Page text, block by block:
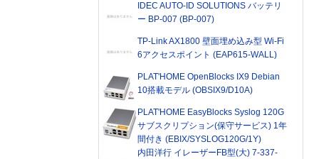
IDEC AUTO-ID SOLUTIONS バッテリ
ー BP-007 (BP-007)
TP-Link AX1800 壁面埋め込み型 Wi-Fi
6アクセスポイント (EAP615-WALL)
PLAT'HOME OpenBlocks IX9 Debian
10搭載モデル (OBSIX9/D10A)
PLAT'HOME EasyBlocks Syslog 120G
サブスクリプション(保守サービス) 1年
間付き (EBIX/SYSLOG120G/1Y)
内田洋行 イレーザーFB型(大) 7-337-